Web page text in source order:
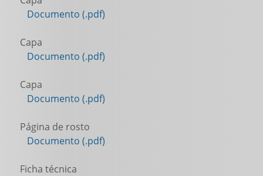
Documento (.pdf)
Capa
Documento (.pdf)
Capa
Documento (.pdf)
Página de rosto
Documento (.pdf)
Ficha técnica